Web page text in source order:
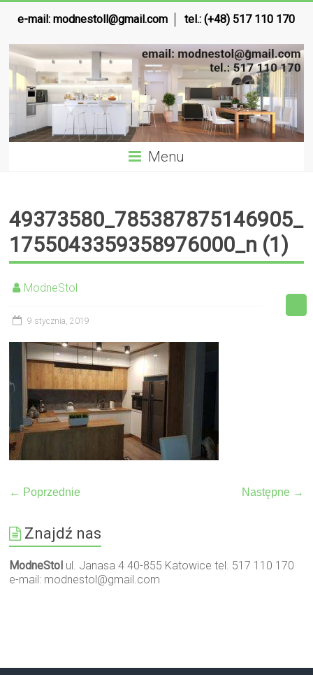
e-mail:modnestoll@gmail.com tel.: (+48) 517 110 170
Menu
49373580_785387875146905_
1755043359358976000_n (1)
ModneStol
9 stycznia, 2019
← Poprzednie Następne →
Znajdź nas
ModneStol ul. Janasa 4 40-855 Katowice tel. 517 110 170
e-mail: modnestol@gmail.com